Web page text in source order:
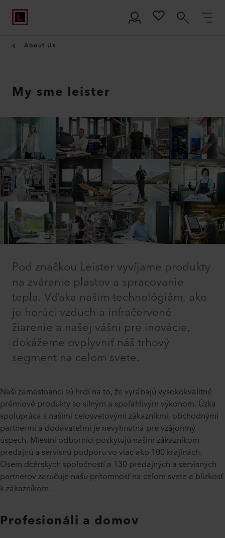
About Us
My sme leister
Pod značkou Leister vyvíjame produkty
na zváranie plastov a spracovanie
tepla. Vďaka našim technológiám, ako
je horúci vzduch a infračervené
žiarenie a našej vášni pre inovácie,
dokážeme ovplyvniť náš trhový
segment na celom svete.
Naši zamestnanci sú hrdí na to, že vyrábajú vysokokvalitné
prémiové produkty so silným a spoľahlivým výkonom. Úzka
spolupráca s našimi celosvetovými zákazníkmi, obchodnými
partnermi a dodávateľmi je nevyhnutná pre vzájomný
úspech. Miestni odborníci poskytujú našim zákazníkom
predajnú a servisnú podporu vo viac ako 100 krajinách.
Osem dcérskych spoločností a 130 predajných a servisných
partnerov zaručuje našu prítomnosť na celom svete a blízkosť
k zákazníkom.
Profesionáli a domov